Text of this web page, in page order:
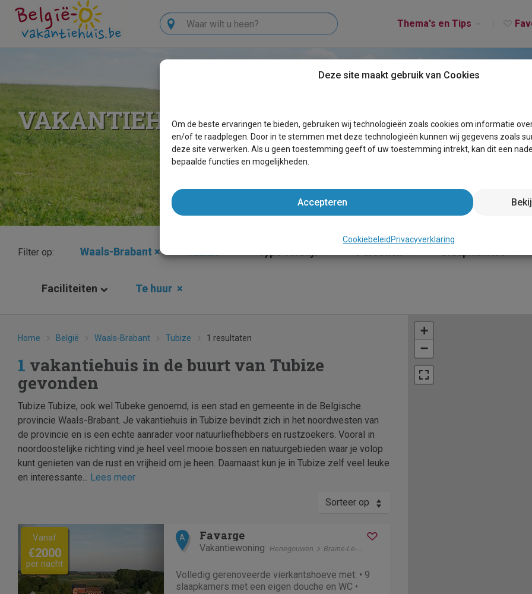
Thema's en Tips
Zoeken
VAKANTIEHUIZEN TUBIZE
Filter op: Waals-Brabant ×
Faciliteiten Te huur ×
Home België Waals-Brabant Tubize 1 resultaten
1 vakantiehuis in de buurt van Tubize
gevonden
Tubize Tubize, ook wel Tubeke genoemd, is een stad en gemeente in de Belgische
provincie Waals-Brabant. Je vakantiehuis in Tubize bevindt zich in het noordwesten van
de provincie en is een echte aanrader voor natuurliefhebbers en rustzoekers. Vooral in
noordoostelijke richting vind je heel veel mooie bossen en natuurgebieden waar je volop
kunt genieten van de rust en vrijheid om je heen. Daarnaast kun je in Tubize zelf veel leuke
en interessante... Lees meer
Sorteer op
Previous Next
Vanaf
€2000
per nacht
A Favarge
Vakantiewoning Henegouwen Braine-Le-Comte
Volledig gerenoveerde vierkantshoeve met: • 9
slaapkamers met een eigen douche en WC •
+
−
Deze site maakt gebruik van Cookies
Om de beste ervaringen te bieden, gebruiken wij technologieën zoals cookies om informatie
en/of te raadplegen. Door in te stemmen met deze technologieën kunnen wij gegevens zoals
deze site verwerken. Als u geen toestemming geeft of uw toestemming intrekt, kan dit een
bepaalde functies en mogelijkheden.
Accepteren
Cookiebeleid Privacyverklaring